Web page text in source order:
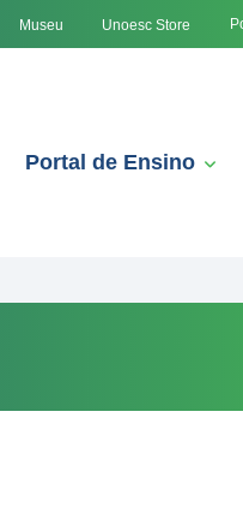
Museu Unoesc Store
Portal de Ensino